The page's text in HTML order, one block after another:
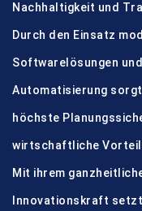
Nachhaltigkeit und
Durch den Einsatz
Softwarelösungen
Automatisierung
höchste
wirtschaftliche
Mit ihrem
Innovationskraft setzt